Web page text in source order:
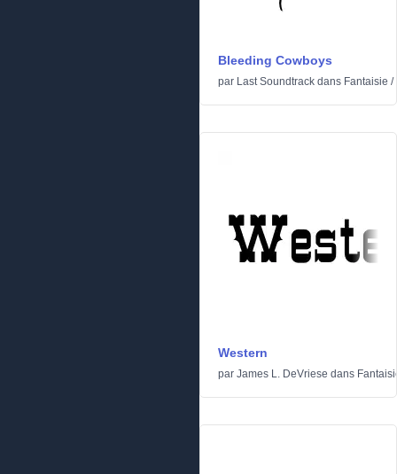
Bleeding Cowboys
par Last Soundtrack dans Fantaisie /
Western
par James L. DeVriese dans